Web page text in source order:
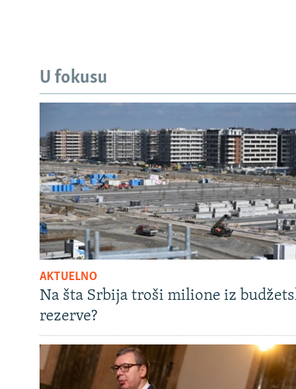
U fokusu
AKTUELNO
Na šta Srbija troši milione iz
rezerve?